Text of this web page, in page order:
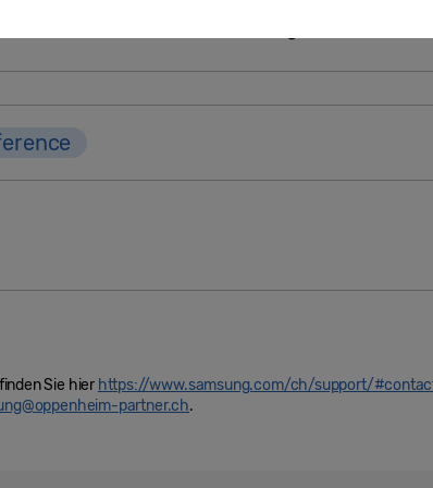
die internationale Meldung:
Sie hier https://www.samsung.com/ch/support/
partner.ch.